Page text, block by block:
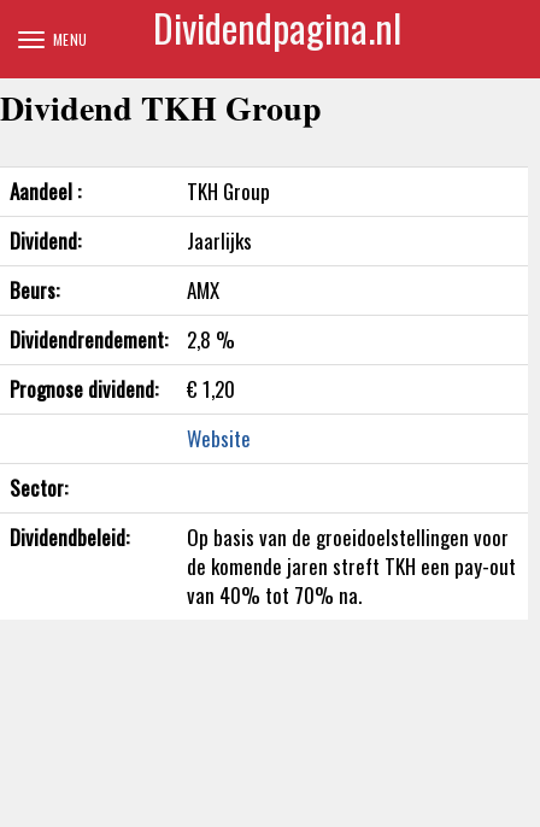
Toggle
MENU Dividendpagina.nl
CLOSE
Dividend TKH Group
Aandeel :
TKH Group
Dividend:
Jaarlijks
Beurs:
AMX
Dividendrendement:
2,8 %
Prognose dividend:
€ 1,20
Website
Sector:
Dividendbeleid:
Op basis van de groeidoelstellingen voor
de komende jaren streft TKH een pay-out
van 40% tot 70% na.